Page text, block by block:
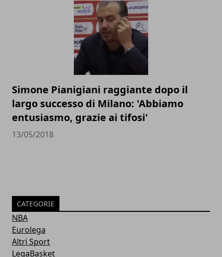
Simone Pianigiani raggiante dopo il
largo successo di Milano: 'Abbiamo
entusiasmo, grazie ai tifosi'
13/05/2018
CATEGORIE
NBA
Eurolega
Altri Sport
LegaBasket